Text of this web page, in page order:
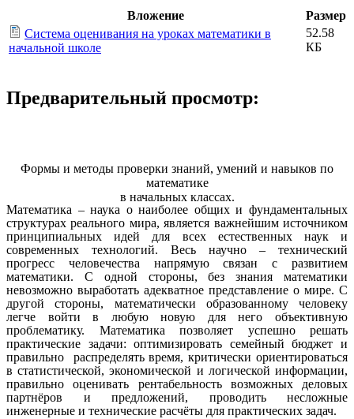
Вложение
Размер
Система оценивания на уроках математики в
начальной школе
52.58
КБ
Предварительный просмотр:
Формы и методы проверки знаний, умений и навыков по
математике
в начальных классах.
Математика – наука о наиболее общих и фундаментальных
структурах реального мира, является важнейшим источником
принципиальных идей для всех естественных наук и
современных технологий. Весь научно – технический
прогресс человечества напрямую связан с развитием
математики. С одной стороны, без знания математики
невозможно выработать адекватное представление о мире. С
другой стороны, математически образованному человеку
легче войти в любую новую для него объективную
проблематику. Математика позволяет успешно решать
практические задачи: оптимизировать семейный бюджет и
правильно распределять время, критически ориентироваться
в статистической, экономической и логической информации,
правильно оценивать рентабельность возможных деловых
партнёров и предложений, проводить несложные
инженерные и технические расчёты для практических задач.